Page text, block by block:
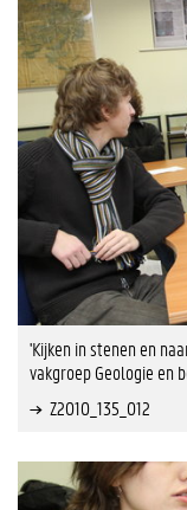
'Kijken in stenen en
vakgroep Geologie en
Z2010_135_012